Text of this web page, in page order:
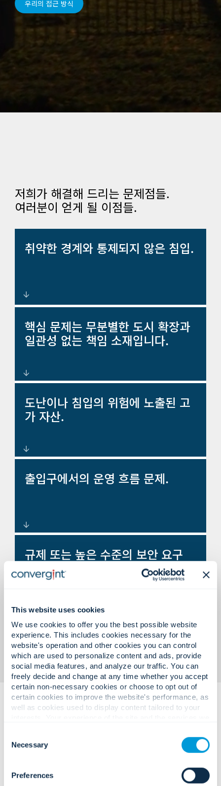
This website uses cookies
We use cookies to offer you the best possible website
experience. This includes cookies necessary for the
website's operation and other cookies you can control
which are used to personalize content and ads, provide
social media features, and analyze our traffic. You can
freely decide and change at any time whether you accept
certain non-necessary cookies or choose to opt out of
certain cookies to improve the website's performance, as
well as cookies used to display content tailored to your
cookies. Click "Show details" below for more information
about who we share your information with.
Selection
Necessary
Preferences
우리의 접근 방식
저희가 해결해 드리는 문제점들.
여러분이 얻게 될 이점들.
취약한 경계와 통제되지 않은 침입.
억제력과 통제력을 강화하는 장벽,
문, 울타리.
핵심 문제는 무분별한 도시 확장과
일관성 없는 책임 소재입니다.
감독 및 거버넌스를 향상시키는 핵
심 관리 솔루션.
도난이나 침입의 위험에 노출된 고
가 자산.
중요 구역 및 저장 시설 주변에 다
층적인 물리적 보호 장치를 구축했
출입구에서의 운영 흐름 문제.
통제 및 처리량을 향상시키는 회전
식 게이트, 회전문 및 출입 시스템.
규제 또는 높은 수준의 보안 요구
사항.
규정 준수 및 비즈니스 요구 사항을
지원하도록 설계된 모듈형 금고 솔
루션.
명확하고 기업 환경에 최적화된 서비스
가 설계,